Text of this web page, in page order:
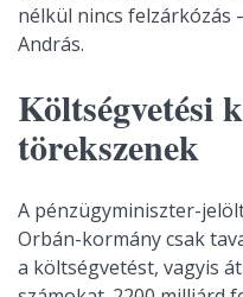
nélkül nincs felzárkózás
András.
Költségvetési
törekszenek
A pénzügyminiszter-
Orbán-kormány csak
a költségvetést, vagyis